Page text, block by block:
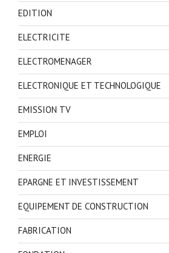
EDITION
ELECTRICITE
ELECTROMENAGER
ELECTRONIQUE ET TECHNOLOGIQUE
EMISSION TV
EMPLOI
ENERGIE
EPARGNE ET INVESTISSEMENT
EQUIPEMENT DE CONSTRUCTION
FABRICATION